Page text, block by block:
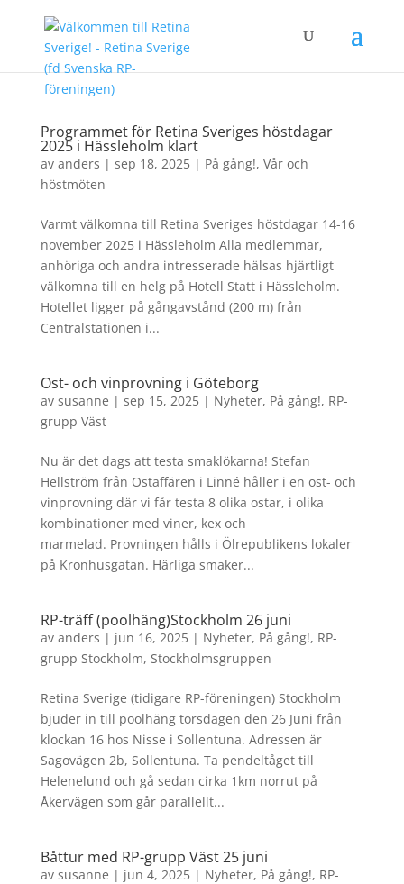
Programmet för Retina Sveriges höstdagar
2025 i Hässleholm klart
av anders | sep 18, 2025| På gång!, Vår och
höstmöten
Varmt välkomna till Retina Sveriges höstdagar 14-16
november 2025 i Hässleholm Alla medlemmar,
anhöriga och andra intresserade hälsas hjärtligt
välkomna till en helg på Hotell Statt i Hässleholm.
Hotellet ligger på gångavstånd (200 m) från
Centralstationen i...
Ost- och vinprovning i Göteborg
av susanne | sep 15, 2025| Nyheter, På gång!, RP-
grupp Väst
Nu är det dags att testa smaklökarna! Stefan
Hellström från Ostaffären i Linné håller i en ost- och
vinprovning där vi får testa 8 olika ostar, i olika
kombinationer med viner, kex och
marmelad. Provningen hålls i Ölrepublikens lokaler
på Kronhusgatan. Härliga smaker...
RP-träff (poolhäng)Stockholm 26 juni
av anders | jun 16, 2025| Nyheter, På gång!, RP-
grupp Stockholm, Stockholmsgruppen
Retina Sverige (tidigare RP-föreningen) Stockholm
bjuder in till poolhäng torsdagen den 26 Juni från
klockan 16 hos Nisse i Sollentuna. Adressen är
Sagovägen 2b, Sollentuna. Ta pendeltåget till
Helenelund och gå sedan cirka 1km norrut på
Åkervägen som går parallellt...
Båttur med RP-grupp Väst 25 juni
av susanne | jun 4, 2025| Nyheter, På gång!, RP-